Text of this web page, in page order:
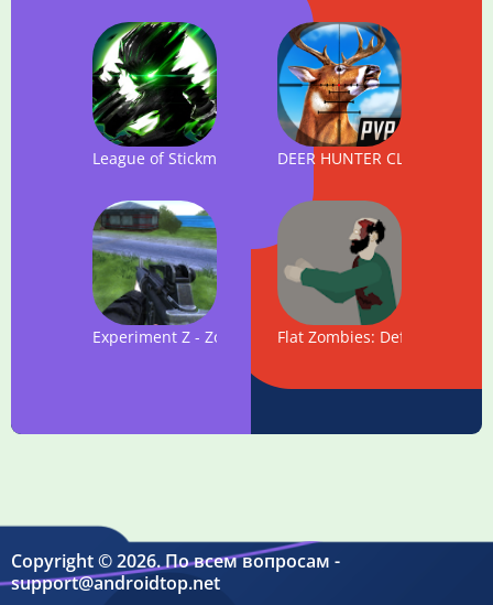
League of Stickman ZombieDEER HUNTER CLASSIC
Experiment Z - Zombie SurvivalFlat Zombies: Defense &
Copyright © 2026. По всем вопросам -
support@androidtop.net